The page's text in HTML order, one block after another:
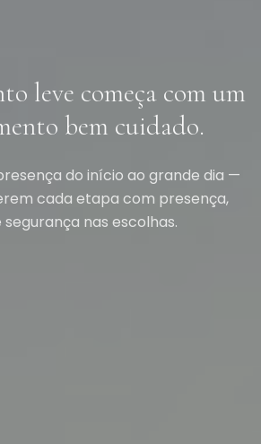
leve começa com um
bem cuidado.
do início ao grande dia —
cada etapa com presença,
segurança nas escolhas.